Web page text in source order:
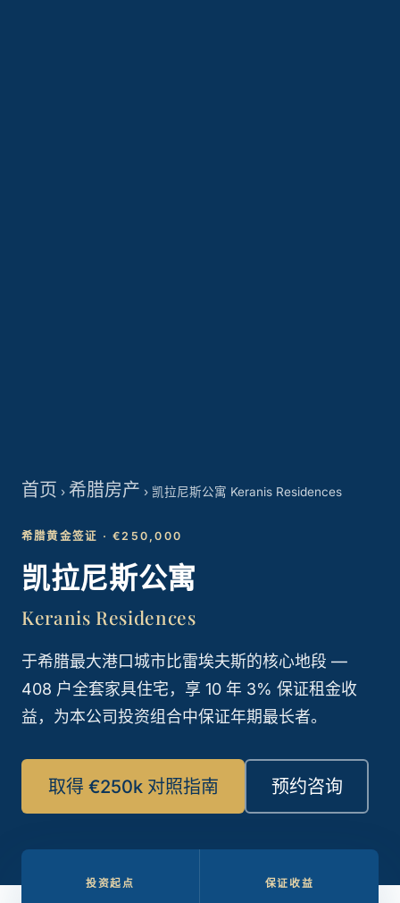
首页 › 希腊房产 › 凯拉尼斯公寓 Keranis Residences
希腊黄金签证 · €250,000
凯拉尼斯公寓
Keranis Residences
于希腊最大港口城市比雷埃夫斯的核心地段 —
408 户全套家具住宅，享 10 年 3% 保证租金收
益，为本公司投资组合中保证年期最长者。
取得 €250k 对照指南 预约咨询
投资起点 保证收益